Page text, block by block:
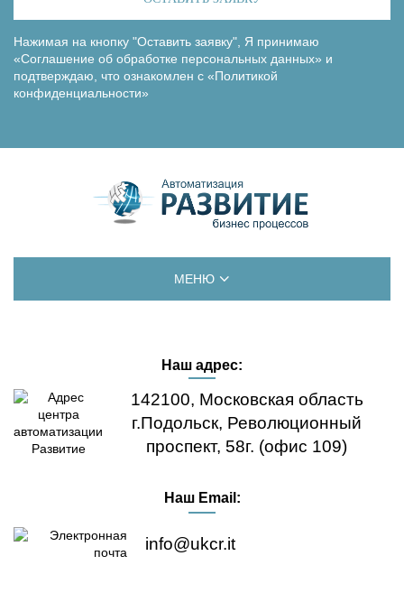
Нажимая на кнопку "Оставить заявку", Я принимаю
«Соглашение об обработке персональных данных» и
подтверждаю, что ознакомлен с «Политикой
конфиденциальности»
МЕНЮ
ДЕМО-ВЕРСИЯ
ЛИЦЕНЗИИ
ВОПРОС-ОТВЕТ
ЦЕНЫ
Наш адрес:
142100, Московская область
г.Подольск, Революционный
проспект, 58г. (офис 109)
Наш Email:
info@ukcr.it